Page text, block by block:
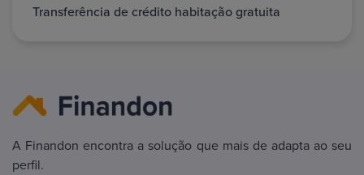
Transferência de crédito habitação gratuita
A Finandon encontra a solução que mais de adapta ao seu
perfil.